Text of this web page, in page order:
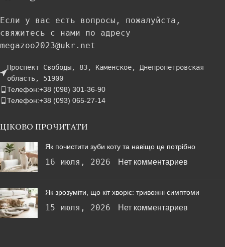
Если у вас есть вопросы, пожалуйста,
свяжитесь с нами по адресу
megazoo2023@ukr.net
Проспект Свободы, 83, Каменское, Днепропетровская
область, 51900
Телефон:+38 (098) 301-36-90
Телефон:+38 (093) 065-27-14
ЦІКОВО ПРОЧИТАТИ
Як почистити зуби коту та навіщо це потрібно
16 июля, 2026 Нет комментариев
Як зрозуміти, що кіт хворіє: тривожні симптоми
15 июля, 2026 Нет комментариев